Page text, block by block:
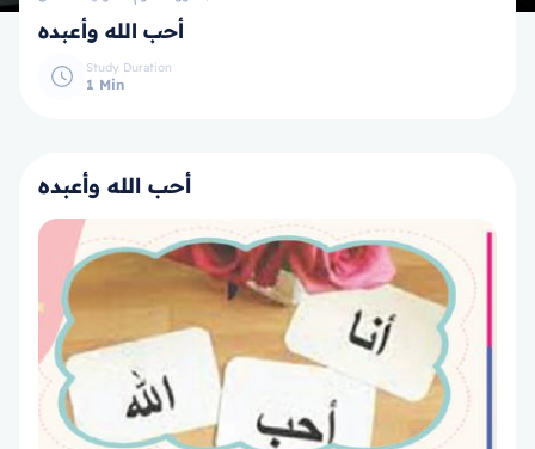
أحب الله وأعبده
Study Duration
1 Min
أحب الله وأعبده